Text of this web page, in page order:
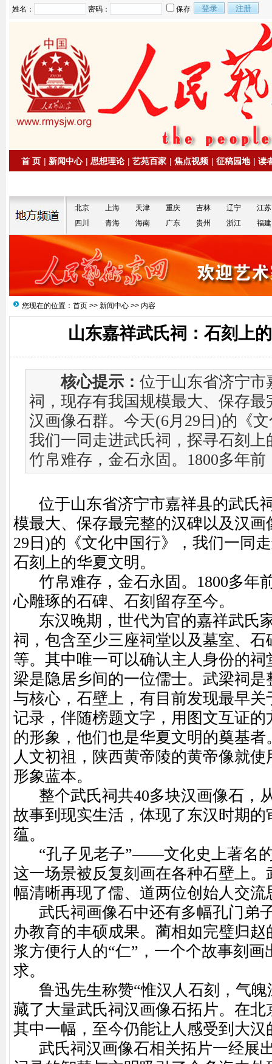
姓名： 密码： 保存
首 页 | 新闻中心 | 思想理论 | 艺苑百家 | 焦点视频 | 征稿园地 | 读
北京 上海 天津 重庆 吉林 辽宁
江苏
四川
青海 海南 广东 贵州 浙江 福建
您现在的位置： 首页 >> 新闻中心 >> 内容
山东嘉祥武氏祠：石刻上
核心提示： 位于山东省济宁市
祠，现存有我国规模最大、保存最
汉画像石群。今天(6月29日)的《
我们一同走进武氏祠，探寻石刻上
竹帛难存，金石永固。1800多年前
位于山东省济宁市嘉祥县的武氏
模最大、保存最完整的汉碑以及汉画
29日)的《文化中国行》，我们一同
石刻上的华夏文明。
竹帛难存，金石永固。1800多年
心雕琢的石碑、石刻留存至今。
东汉晚期，世代为官的嘉祥武氏
祠，包含至少三座祠堂以及墓室、石
等。其中唯一可以确认主人身份的
梁是隐居乡间的一位儒士。武梁祠
与核心，石壁上，有目前发现最早关
记录，伴随榜题文字，用图文互证的
的形象，他们也是华夏文明的奠基
人文初祖，陕西黄帝陵的黄帝像就
形象蓝本。
整个武氏祠共40多块汉画像石，
故事到现实生活，体现了东汉时期的
蕴。
“孔子见老子”——文化史上著名的
这一场景被反复刻画在各种石壁上。
幅清晰再现了儒、道两位创始人交
武氏祠画像石中还有多幅孔门弟
办教育的丰硕成果。蔺相如完璧归赵
浆方便行人的“仁”，一个个故事刻画
求。
鲁迅先生称赞“惟汉人石刻，气魄
藏了大量武氏祠汉画像石拓片。在北
其中一幅，至今仍能让人感受到大汉
武氏祠汉画像石相关拓片一经展